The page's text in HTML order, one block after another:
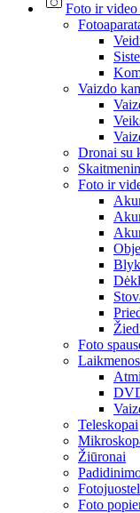
Foto ir video
Vaizdo
Dronai su
Foto ir
Foto
Teleskopai
Žiūronai
Foto